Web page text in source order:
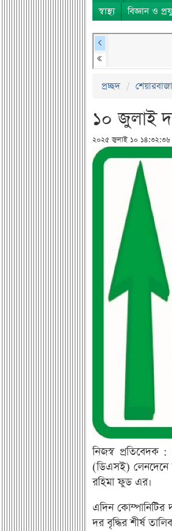
স্বাস্থ্য
বিজ্ঞান ও
প্রচ্ছদ
১০ জুলাই
২০২৫ জুলাই ১০ ১৪:৩২:৩৬
নিজস্ব প্রতিবেদক :
(ডিএসই) লেনদেনে
রহিমা ফুড এর।
এদিন
দর বৃদ্ধির শীর্ষ